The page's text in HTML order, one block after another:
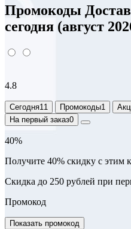
Промокоды
сегодня (август
4.8
Сегодня11 Промокоды1
На первый заказ0
40%
Получите 40% скидку с этим
Скидка до 250 рублей при
Промокод
Показать промокод